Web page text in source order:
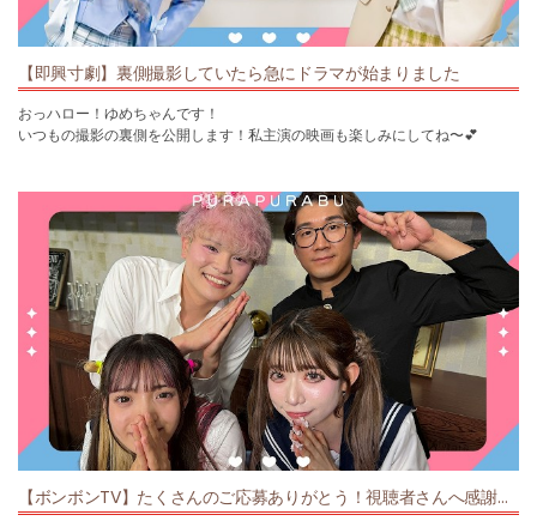
【即興寸劇】裏側撮影していたら急にドラマが始まりました
おっハロー！ゆめちゃんです！
いつもの撮影の裏側を公開します！私主演の映画も楽しみにしてね〜💕
ぷらぷらぶ公式アカウントはコチラ⸝⸝ᵕ ᵕ⸝⸝♡
＜公式X(旧Twitter)＞https://twitter.com/pura2bu
＜公式TikTok＞https://www.tiktok.com/@pura2bu
＜公式LINE＞https://voom-studio.line.biz/account/@374fhtuo/home
ゆめちゃん🐰🎀
X(旧Twitter)：https://x.com/yumechan_o730
Instagram：https://www.instagram.com/yumechan_o730/
TikTok：https://www.tiktok.com/@yumechan_o730
せおりん🐏
X(旧Twitter)：https://x.com/seorin_bom2
TikTok：https://www.tiktok.com/@seorin_bom2
【ボンボンTV】たくさんのご応募ありがとう！視聴者さんへ感謝の会！